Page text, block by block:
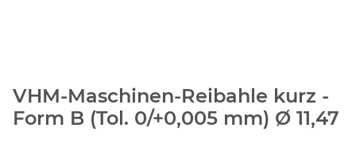
VHM-Maschinen-Reibahle kurz -
Form B (Tol. 0/+0,005 mm) Ø 11,47